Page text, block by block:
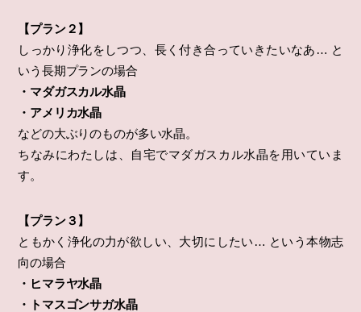
【プラン２】
しっかり浄化をしつつ、長く付き合っていきたいなあ… と
いう長期プランの場合
・マダガスカル水晶
・アメリカ水晶
などの大ぶりのものが多い水晶。
ちなみにわたしは、自宅でマダガスカル水晶を用いていま
す。
【プラン３】
ともかく浄化の力が欲しい、大切にしたい… という本物志
向の場合
・ヒマラヤ水晶
・トマスゴンサガ水晶